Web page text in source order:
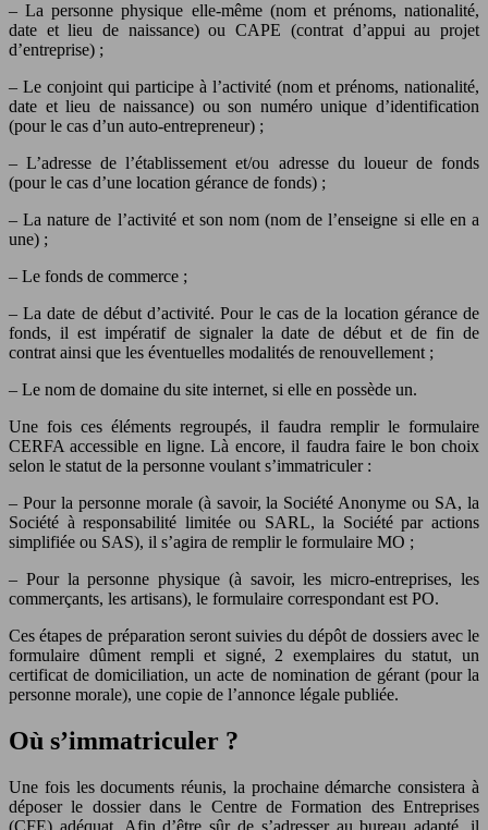
– La personne physique elle-même (nom et prénoms, nationalité,
date et lieu de naissance) ou CAPE (contrat d’appui au projet
d’entreprise) ;
– Le conjoint qui participe à l’activité (nom et prénoms, nationalité,
date et lieu de naissance) ou son numéro unique d’identification
(pour le cas d’un auto-entrepreneur) ;
– L’adresse de l’établissement et/ou adresse du loueur de fonds
(pour le cas d’une location gérance de fonds) ;
– La nature de l’activité et son nom (nom de l’enseigne si elle en a
une) ;
– Le fonds de commerce ;
– La date de début d’activité. Pour le cas de la location gérance de
fonds, il est impératif de signaler la date de début et de fin de
contrat ainsi que les éventuelles modalités de renouvellement ;
– Le nom de domaine du site internet, si elle en possède un.
Une fois ces éléments regroupés, il faudra remplir le formulaire
CERFA accessible en ligne. Là encore, il faudra faire le bon choix
selon le statut de la personne voulant s’immatriculer :
– Pour la personne morale (à savoir, la Société Anonyme ou SA, la
Société à responsabilité limitée ou SARL, la Société par actions
simplifiée ou SAS), il s’agira de remplir le formulaire MO ;
– Pour la personne physique (à savoir, les micro-entreprises, les
commerçants, les artisans), le formulaire correspondant est PO.
Ces étapes de préparation seront suivies du dépôt de dossiers avec le
formulaire dûment rempli et signé, 2 exemplaires du statut, un
certificat de domiciliation, un acte de nomination de gérant (pour la
personne morale), une copie de l’annonce légale publiée.
Où s’immatriculer ?
Une fois les documents réunis, la prochaine démarche consistera à
déposer le dossier dans le Centre de Formation des Entreprises